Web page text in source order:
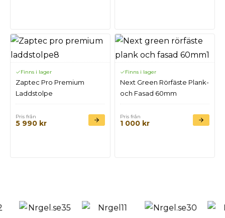
Finns i lager
Zaptec Pro Premium
Laddstolpe
Pris från
5 990 kr
Finns i lager
Next Green Rörfäste Plank-
och Fasad 60mm
Pris från
1 000 kr